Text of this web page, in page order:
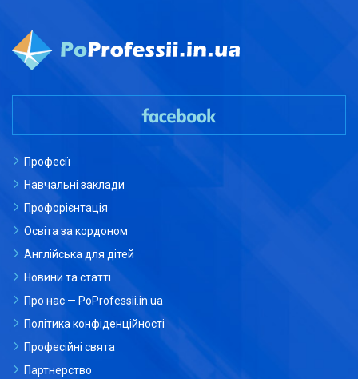
Професії
Навчальні заклади
Профорієнтація
Освіта за кордоном
Англійська для дітей
Новини та статті
Про нас — PoProfessii.in.ua
Політика конфіденційності
Професійні свята
Партнерство